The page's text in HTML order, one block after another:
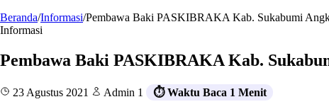
Beranda/Informasi/Pembawa Baki PASKIBRAKA Kab. Sukabumi
Informasi
Pembawa Baki PASKIBRAKA Kab.
23 Agustus 2021 Admin 1 ⏱️ Waktu Baca 1 Menit